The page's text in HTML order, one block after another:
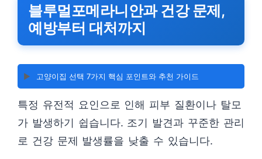
블루멀포메라니안과 건강 문제,
예방부터 대처까지
▶️ 고양이집 선택 7가지 핵심 포인트와 추천 가이드
특정 유전적 요인으로 인해 피부 질환이나 탈모
가 발생하기 쉽습니다. 조기 발견과 꾸준한 관리
로 건강 문제 발생률을 낮출 수 있습니다.